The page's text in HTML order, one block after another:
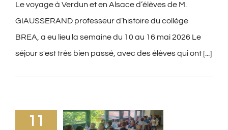
Le voyage à Verdun et en Alsace d’élèves de M.
GIAUSSERAND professeur d’histoire du collège
BREA, a eu lieu la semaine du 10 au 16 mai 2026 Le
séjour s'est très bien passé, avec des élèves qui ont [...]
11